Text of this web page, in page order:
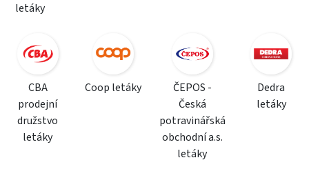
letáky
CBA
prodejní
družstvo
letáky
Coop letáky
ČEPOS -
Česká
potravinářská
obchodní a.s.
letáky
Dedra
letáky